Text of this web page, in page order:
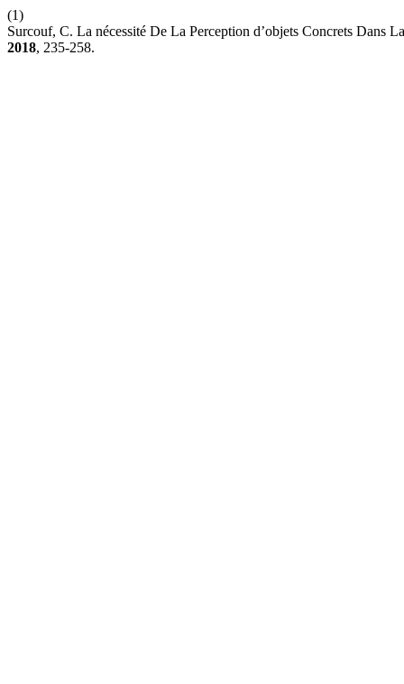
(1)
Surcouf, C. La nécessité De La Perception d’objets Concrets Dans
2018, 235-258.